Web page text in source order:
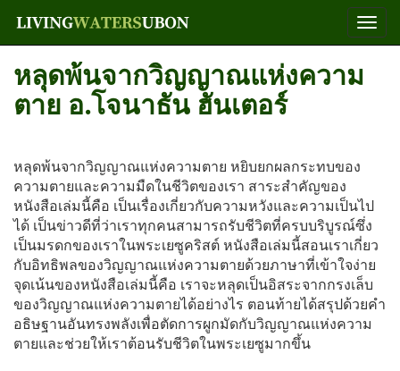
หลุดพ้นจากวิญญาณแห่งความ
ตาย อ.โจนาธัน ฮันเตอร์
หลุดพ้นจากวิญญาณแห่งความตาย หยิบยกผลกระทบของ
ความตายและความมืดในชีวิตของเรา สาระสำคัญของ
หนังสือเล่มนี้คือ เป็นเรื่องเกี่ยวกับความหวังและความเป็นไป
ได้ เป็นข่าวดีที่ว่าเราทุกคนสามารถรับชีวิตที่ครบบริบูรณ์ซึ่ง
เป็นมรดกของเราในพระเยซูคริสต์ หนังสือเล่มนี้สอนเราเกี่ยว
กับอิทธิพลของวิญญาณแห่งความตายด้วยภาษาที่เข้าใจง่าย
จุดเน้นของหนังสือเล่มนี้คือ เราจะหลุดเป็นอิสระจากกรงเล็บ
ของวิญญาณแห่งความตายได้อย่างไร ตอนท้ายได้สรุปด้วยคำ
อธิษฐานอันทรงพลังเพื่อตัดการผูกมัดกับวิญญาณแห่งความ
ตายและช่วยให้เราต้อนรับชีวิตในพระเยซูมากขึ้น